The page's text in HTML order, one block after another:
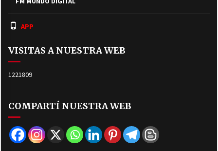
APP
VISITAS A NUESTRA WEB
1221809
COMPARTÍ NUESTRA WEB